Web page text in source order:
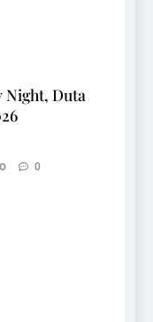
Duta
0